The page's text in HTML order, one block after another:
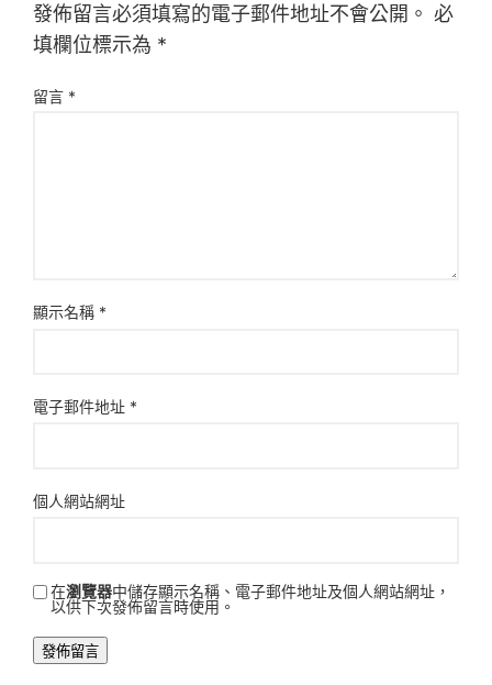
發佈留言必須填寫的電子郵件地址不會公開。 必
填欄位標示為 *
留言 *
顯示名稱 *
電子郵件地址 *
個人網站網址
在瀏覽器中儲存顯示名稱、電子郵件地址及個人網站網址，
以供下次發佈留言時使用。